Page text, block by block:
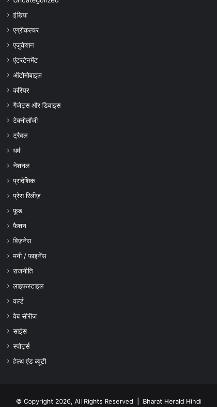
इंडिया
एग्रीकल्चर
एजुकेशन
एंटरटेनमेंट
ऑटोमोबाइल
करियर
गैजेट्स और डिवाइस
टेक्नोलॉजी
ट्रैवल
धर्म
नेशनल
प्रादेशिक
प्रेस रिलीज़
फ़ूड
फैशन
बिज़नेस
मनी / फाइनेंस
राजनीति
लाइफस्टाइल
वर्ल्ड
वेब सीरीज
साइंस
स्पोर्ट्स
हेल्थ एंड ब्यूटी
© Copyright 2026, All Rights Reserved | Bharat Herald Hindi